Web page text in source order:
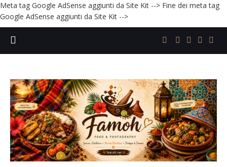
Meta tag Google AdSense aggiunti da Site Kit --> Fine dei meta tag
Google AdSense aggiunti da Site Kit -->